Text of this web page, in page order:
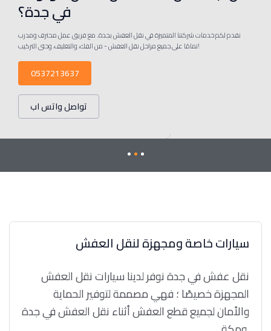
في جدة؟
نقدم لكم خدمات شركتنا المتميزة في نقل العفش بجدة. مع فريق عمل محترف ومدرب
تمامًا على جميع مراحل نقل العفش - من الفك، والتغليف، وحتى التركيب!
0537213637
تواصل واتس اب
سيارات خاصة ومجهزة لنقل العفش
نقل عفش في جدة نوفر لدينا سيارات نقل العفش
المجهزة خصيصًا ؛ فهي مصممة لتوفير الحماية
والأمان لجميع قطع العفش أثناء نقل العفش في جدة